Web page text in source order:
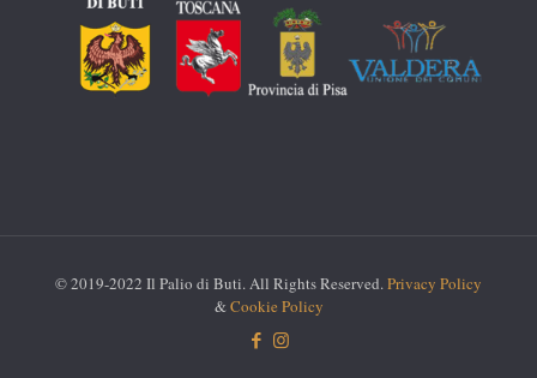
© 2019-2022 Il Palio di Buti. All Rights Reserved. Privacy Policy
&Cookie Policy